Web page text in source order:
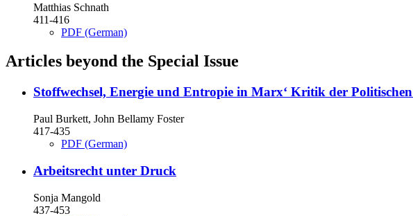
Matthias Schnath
411-416
PDF (German)
Articles beyond the Special Issue
Stoffwechsel, Energie und Entropie in Marx‘ Kritik der
Paul Burkett, John Bellamy Foster
417-435
PDF (German)
Arbeitsrecht unter Druck
Sonja Mangold
437-453